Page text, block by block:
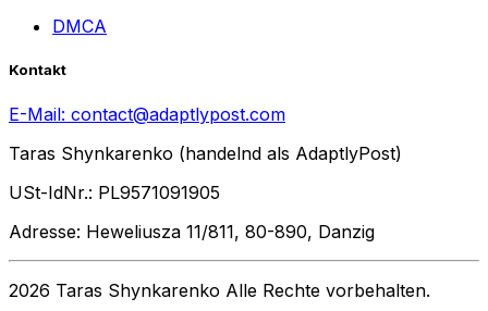
DMCA
Kontakt
E-Mail: contact@adaptlypost.com
Taras Shynkarenko (handelnd als AdaptlyPost)
USt-IdNr.: PL9571091905
Adresse: Heweliusza 11/811, 80-890, Danzig
2026 Taras Shynkarenko Alle Rechte vorbehalten.